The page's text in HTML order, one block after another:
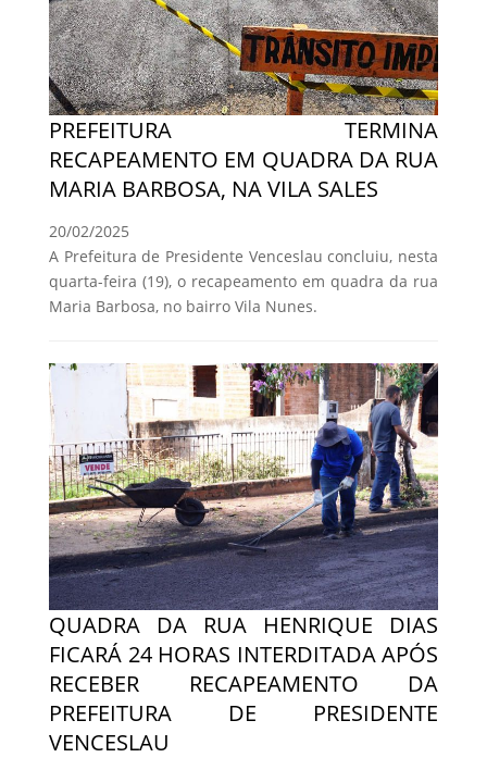
PREFEITURA TERMINA
RECAPEAMENTO EM QUADRA DA RUA
MARIA BARBOSA, NA VILA SALES
20/02/2025
A Prefeitura de Presidente Venceslau concluiu, nesta
quarta-feira (19), o recapeamento em quadra da rua
Maria Barbosa, no bairro Vila Nunes.
QUADRA DA RUA HENRIQUE DIAS
FICARÁ 24 HORAS INTERDITADA APÓS
RECEBER RECAPEAMENTO DA
PREFEITURA DE PRESIDENTE
VENCESLAU